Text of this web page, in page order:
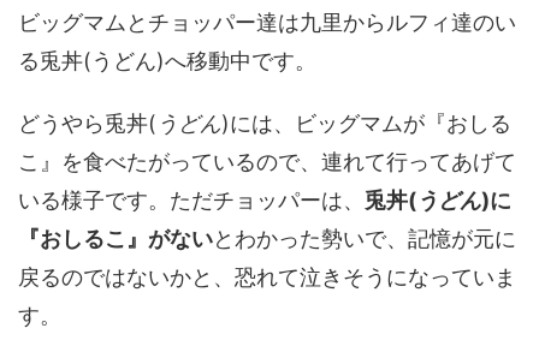
ビッグマムとチョッパー達は九里からルフィ達のい
る兎丼(うどん)へ移動中です。
どうやら兎丼( うどん)には、ビッグマムが『おしる
こ』を食べたがっているので、連れて行ってあげて
いる様子です。ただチョッパーは、 兎丼(うどん)に
『おしるこ』がないとわかった勢いで、記憶が元に
戻るのではないかと、恐れて泣きそうになっていま
す。